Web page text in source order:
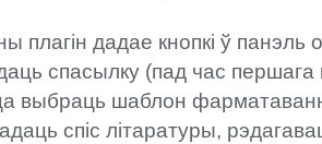
плагін дадае кнопкі ў панэль
спасылку (пад час
выбраць шаблон
спіс літаратуры,